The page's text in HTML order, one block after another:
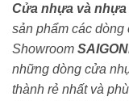
Cửa nhựa và nhựa
sản phẩm các dòng
Showroom
những dòng cửa
thành rẻ nhất và